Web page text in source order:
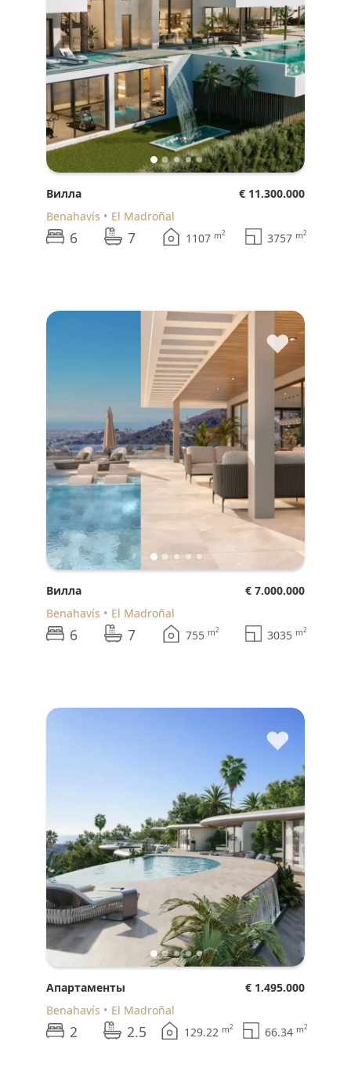
Вилла
€ 11.300.000
Benahavís
El Madroñal
6 7 1107 m2 3757 m2
♥
Вилла
€ 7.000.000
Benahavís
El Madroñal
6 7 755 m2 3035 m2
♥
Апартаменты
€ 1.495.000
Benahavís
El Madroñal
2 2.5 129.22 m2 66.34 m2